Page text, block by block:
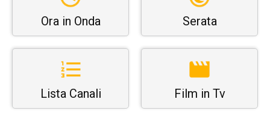
Ora in Onda Serata
Lista Canali Film in Tv